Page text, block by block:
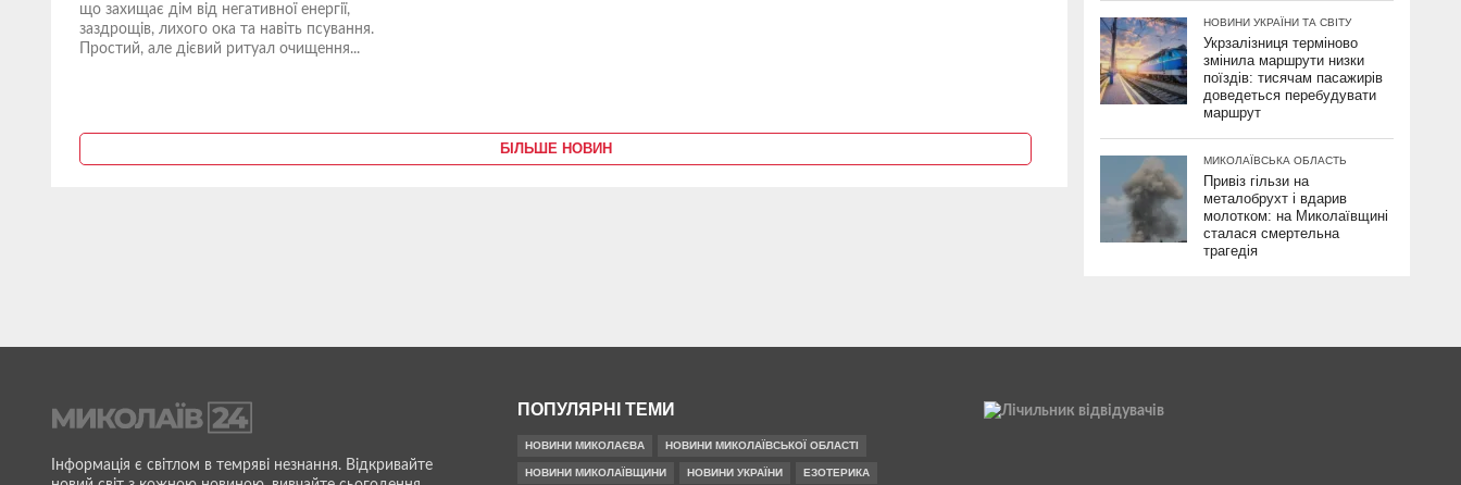
що захищає дім від негативної енергії,
заздрощів, лихого ока та навіть псування.
Простий, але дієвий ритуал очищення...
БІЛЬШЕ НОВИН
НОВИНИ УКРАЇНИ ТА СВІТУ
Укрзалізниця терміново
змінила маршрути низки
поїздів: тисячам пасажирів
доведеться перебудувати
маршрут
МИКОЛАЇВСЬКА ОБЛАСТЬ
Привіз гільзи на
металобрухт і вдарив
молотком: на Миколаївщині
сталася смертельна
трагедія
Інформація є світлом в темряві незнання. Відкривайте
ПОПУЛЯРНІ ТЕМИ
НОВИНИ МИКОЛАЄВА НОВИНИ МИКОЛАЇВСЬКОЇ ОБЛАСТІ
НОВИНИ МИКОЛАЇВЩИНИ НОВИНИ УКРАЇНИ ЕЗОТЕРИКА